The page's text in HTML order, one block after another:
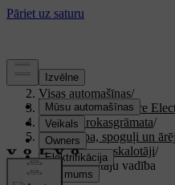
Atbalsts
Visas automašīnas/
XC40 Recharge Pure
Lietotāja rokasgrāmata/
Redzamība, spoguļi un
Tīrītāji un apskalotāji/
Vējstikla tīrītāju vadība